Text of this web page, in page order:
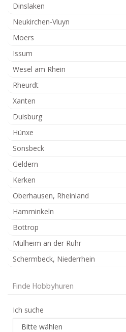
Dinslaken
Neukirchen-Vluyn
Moers
Issum
Wesel am Rhein
Rheurdt
Xanten
Duisburg
Hünxe
Sonsbeck
Geldern
Kerken
Oberhausen, Rheinland
Hamminkeln
Bottrop
Mülheim an der Ruhr
Schermbeck, Niederrhein
Finde Hobbyhuren
Ich suche